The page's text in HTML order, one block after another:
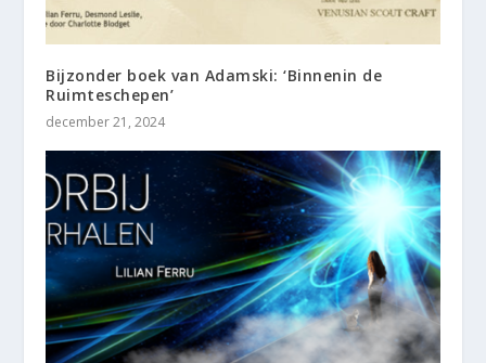
Bijzonder boek van Adamski: ‘Binnenin de
Ruimteschepen’
december 21, 2024